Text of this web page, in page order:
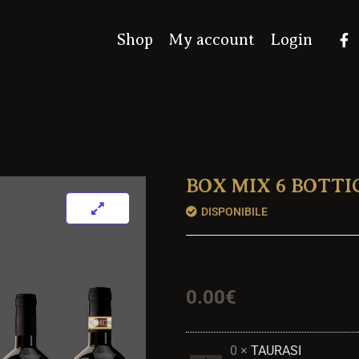
Shop My account Login
F
a
BOX MIX 6
DISPONIBILE
0.00€
0 × TAURASI